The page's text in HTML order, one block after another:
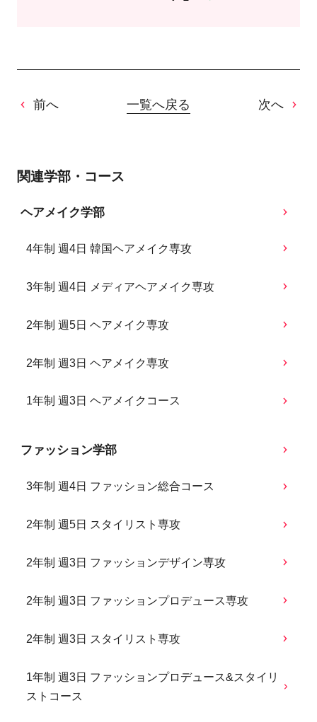
前へ 一覧へ戻る 次へ
関連学部・コース
ヘアメイク学部
4年制 週4日 韓国ヘアメイク専攻
3年制 週4日 メディアヘアメイク専攻
2年制 週5日 ヘアメイク専攻
2年制 週3日 ヘアメイク専攻
1年制 週3日 ヘアメイクコース
ファッション学部
3年制 週4日 ファッション総合コース
2年制 週5日 スタイリスト専攻
2年制 週3日 ファッションデザイン専攻
2年制 週3日 ファッションプロデュース専攻
2年制 週3日 スタイリスト専攻
1年制 週3日 ファッションプロデュース&スタイリ
ストコース